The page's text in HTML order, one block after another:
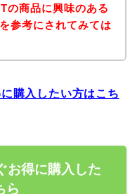
の商品に興味のある
参考にされてみては
購入したい方はこち
お得に購入した
ら